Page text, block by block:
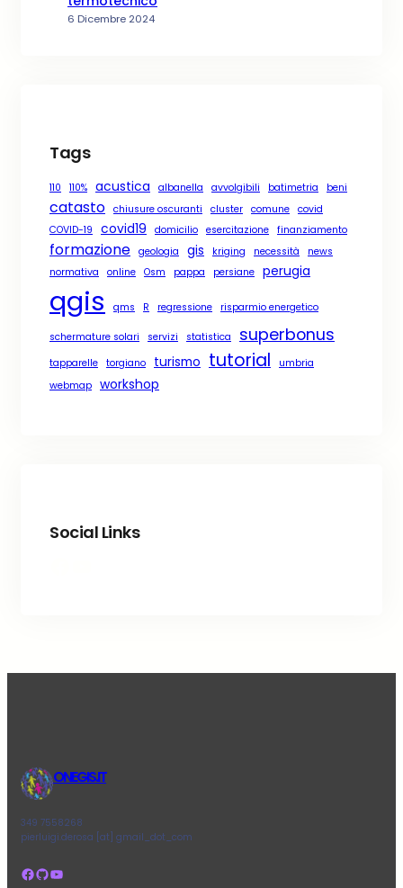
6 Dicembre 2024
Tags
110 110% acustica albanella avvolgibili batimetria beni
catasto chiusure oscuranti cluster comune covid
COVID-19
covid19 domicilio esercitazione finanziamento
formazione geologia gis kriging necessità
news
normativa
online Osm pappa persiane perugia
qgis qms R regressione risparmio energetico
schermature solari servizi statistica superbonus
tapparelle torgiano turismo tutorial
umbria
webmap workshop
Social Links
ONEGIS.IT
349 7558268
pierluigi.derosa [at] gmail_dot_com
Facebook GitHub YouTube